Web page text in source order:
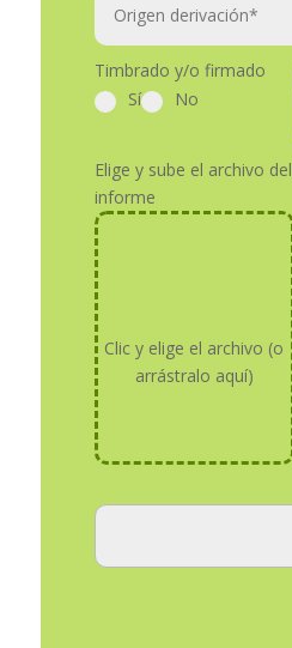
Timbrado y/o firmado
Sí
No
Elige y sube el archivo del
informe
Clic y elige el archivo (o
arrástralo aquí)